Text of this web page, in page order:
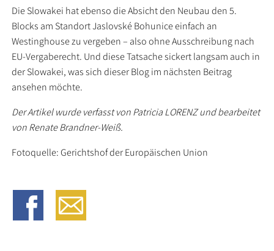
Die Slowakei hat ebenso die Absicht den Neubau den 5.
Blocks am Standort Jaslovské Bohunice einfach an
Westinghouse zu vergeben – also ohne Ausschreibung nach
EU-Vergaberecht. Und diese Tatsache sickert langsam auch in
der Slowakei, was sich dieser Blog im nächsten Beitrag
ansehen möchte.
Der Artikel wurde verfasst von Patricia LORENZ und bearbeitet
von Renate Brandner-Weiß.
Fotoquelle: Gerichtshof der Europäischen Union